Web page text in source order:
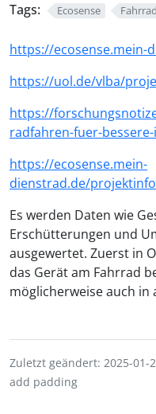
Tags: Ecosense Fahrrad
https://ecosense.mein-
https://uol.de/vlba/
https://
radfahren-fuer-
https://ecosense.mein-
dienstrad.de/
Es werden Daten wie
Erschütterungen und
ausgewertet. Zuerst in
das Gerät am Fahrrad
möglicherweise auch in
Zuletzt geändert: 2025-01-
add padding